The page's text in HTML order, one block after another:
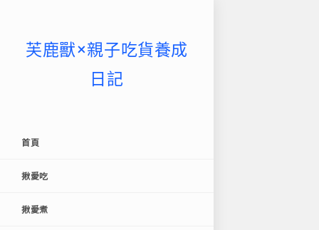
芙鹿獸×親子吃貨養成
日記
首頁
揪愛吃
揪愛煮